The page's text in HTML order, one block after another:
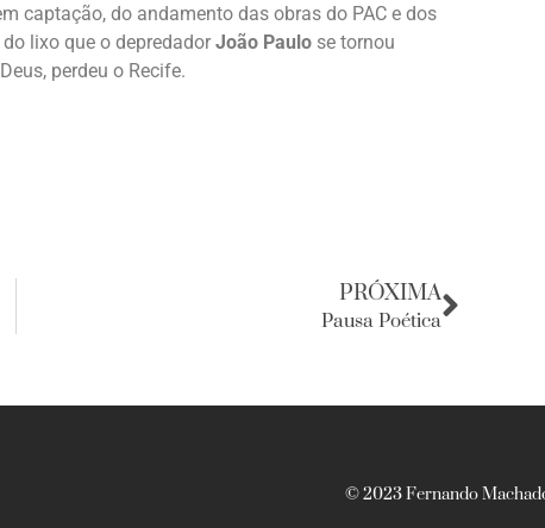
captação, do andamento das obras do PAC e dos
lixo que o depredador João Paulo se tornou
perdeu o Recife.
PRÓXIMA
Pausa Poética
© 2023 Fernando